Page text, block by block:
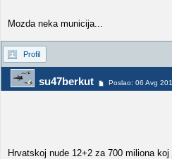
Mozda neka municija...
Profil
su47berkut Poslao: 06 Avg
Hrvatskoj nude 12+2 za 700 miliona